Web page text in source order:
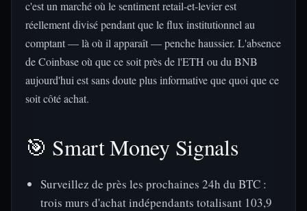
c'est un marché où le sentiment retail-et-levier est
réellement divisé pendant que le flux institutionnel au
comptant — là où il apparaît — penche haussier. L'absence
de Coinbase où que ce soit près de l'ETH ou du BNB
aujourd'hui est sans doute plus informative que quoi que ce
soit côté achat.
🎯 Smart Money Signals
Surveillez de près les prochaines 24h du BTC :
trois murs d'achat indépendants totalisant 103,9